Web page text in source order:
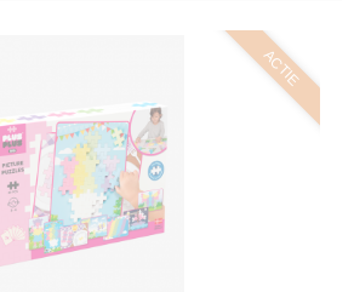
ACTIE